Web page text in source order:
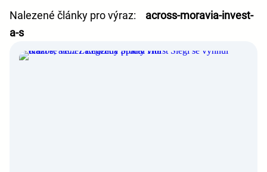
Nalezené články pro výraz:
across-moravia-invest-
a-s